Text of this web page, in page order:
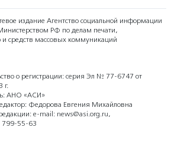
издание Агентство социальной информации
РФ по делам печати,
средств массовых коммуникаций
о регистрации: серия Эл № 77-6747 от
г.
АНО «АСИ»
Федорова Евгения Михайловна
e-mail: news@asi.org.ru,
799-55-63